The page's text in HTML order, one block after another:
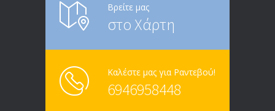
Βρείτε μας
στο Χάρτη
Καλέστε μας για Ραντεβού!
6946958448